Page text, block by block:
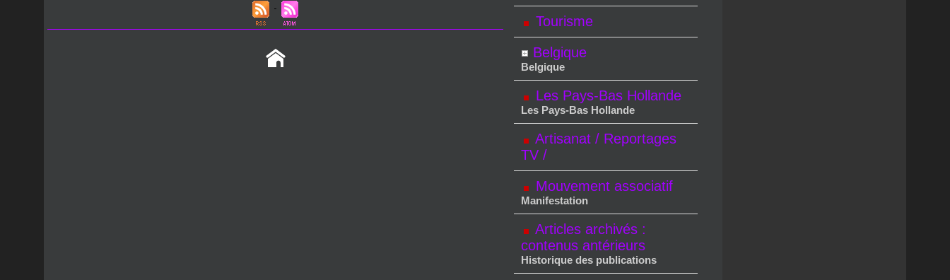
Tourisme
Belgique
Belgique
Les Pays-Bas Hollande
Les Pays-Bas Hollande
Artisanat / Reportages
TV /
Mouvement associatif
Manifestation
Articles archivés :
contenus antérieurs
Historique des publications